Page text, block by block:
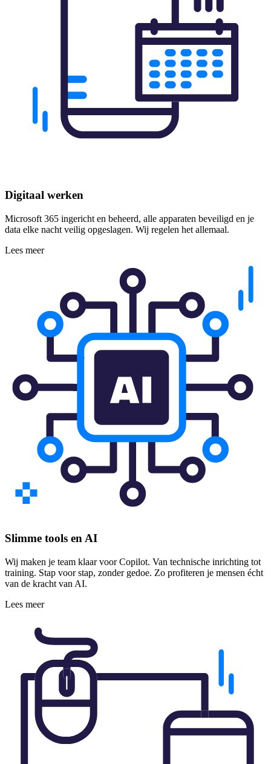
Digitaal werken
Microsoft 365 ingericht en beheerd, alle apparaten beveiligd en je
data elke nacht veilig opgeslagen. Wij regelen het allemaal.
Lees meer
Slimme tools en AI
Wij maken je team klaar voor Copilot. Van technische inrichting tot
training. Stap voor stap, zonder gedoe. Zo profiteren je mensen écht
van de kracht van AI.
Lees meer